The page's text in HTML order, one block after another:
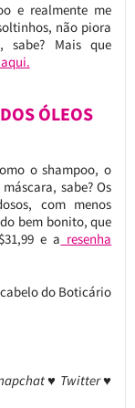
e realmente me
não piora
sabe? Mais que
ÓLEOS
o shampoo, o
sabe? Os
com menos
bem bonito, que
e a resenha
do Boticário
♥ Twitter ♥